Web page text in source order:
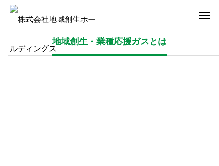
地域創生・業種応援ガスとは